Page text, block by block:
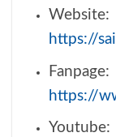
https://
Fanpage:
https://
Youtube: